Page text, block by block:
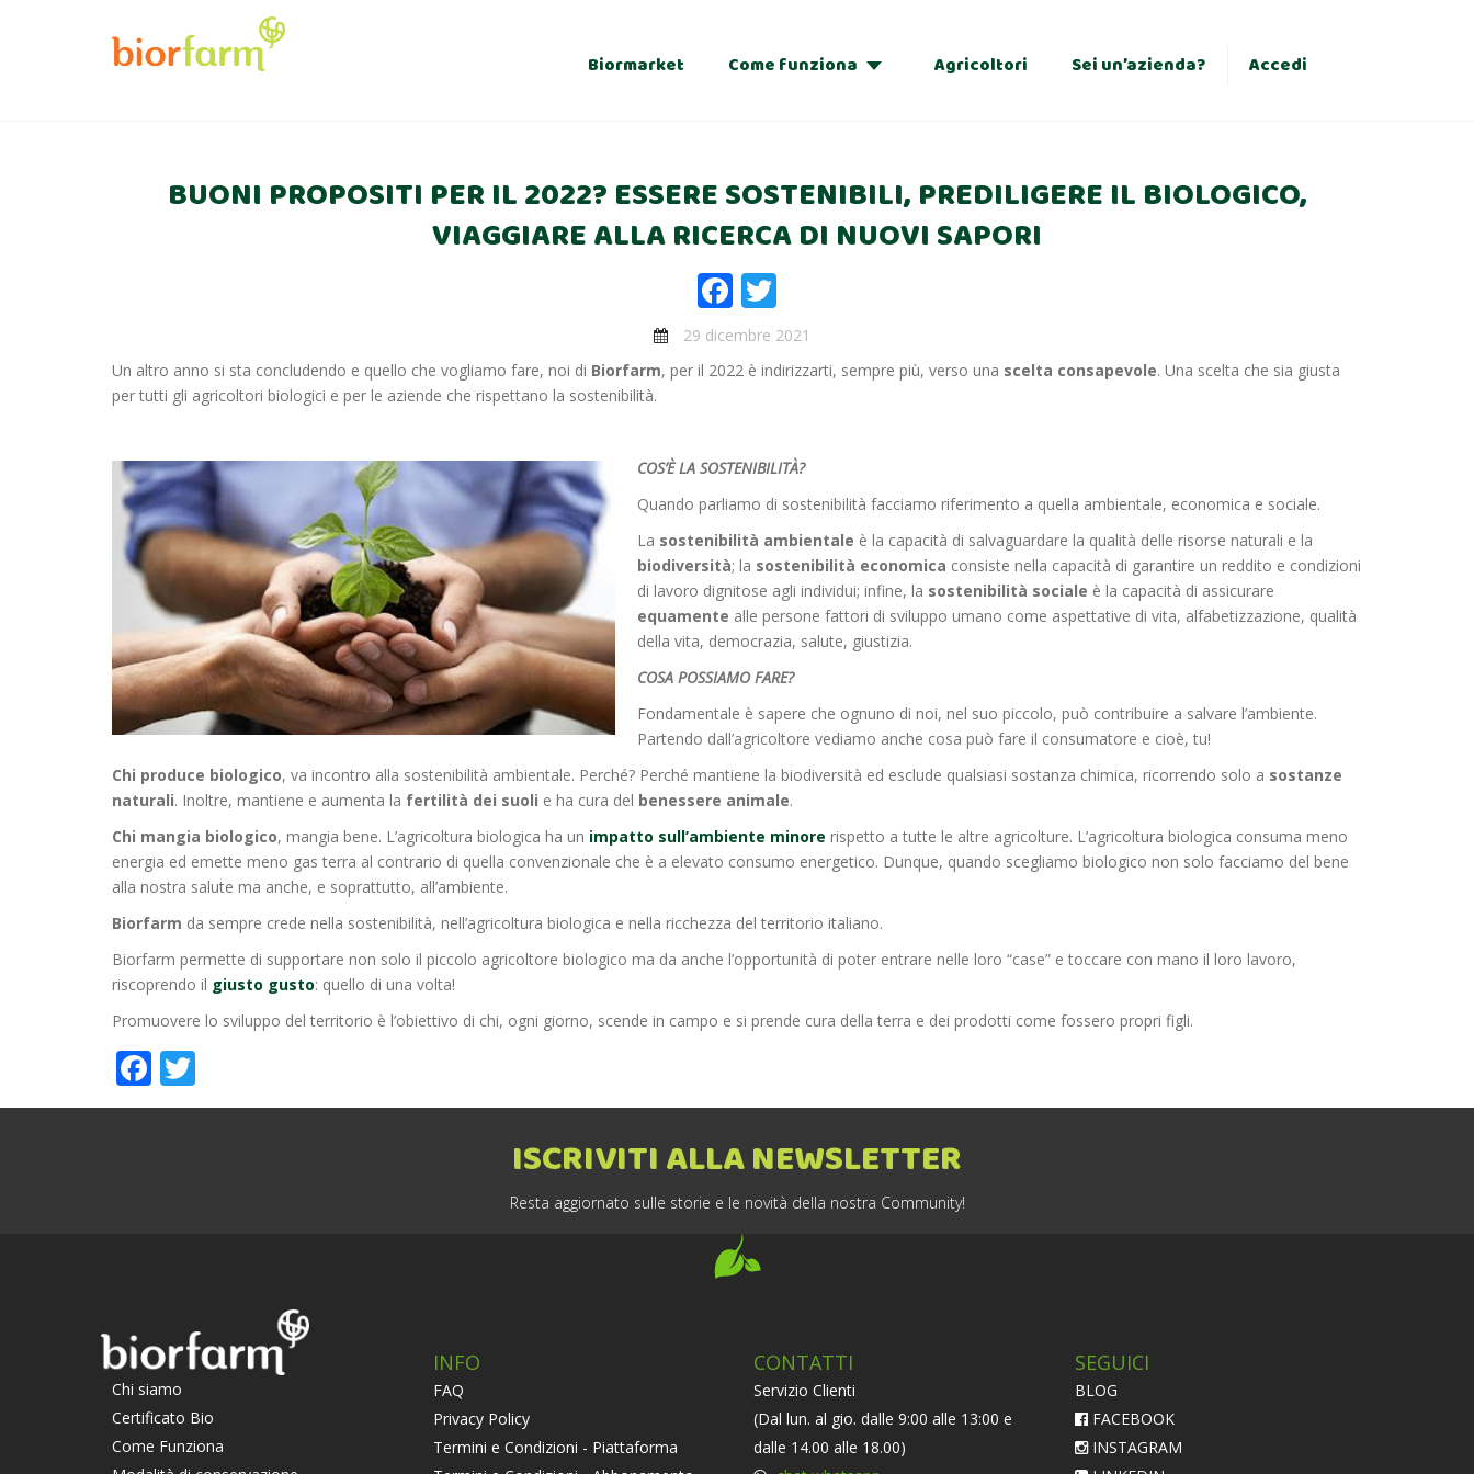
Biormarket Come funziona
Regalo
Agricoltori Sei un’azienda? Accedi
BUONI PROPOSITI PER IL 2022? ESSERE SOSTENIBILI, PREDILIGERE IL BIOLOGICO,
VIAGGIARE ALLA RICERCA DI NUOVI SAPORI
Facebook
29 dicembre 2021
Un altro anno si sta concludendo e quello che vogliamo fare, noi di Biorfarm, per il 2022 è indirizzarti, sempre più, verso una scelta consapevole. Una scelta che sia giusta
per tutti gli agricoltori biologici e per le aziende che rispettano la sostenibilità.
COS’È LA SOSTENIBILITÀ?
Quando parliamo di sostenibilità facciamo riferimento a quella ambientale, economica e sociale.
La sostenibilità ambientale è la capacità di salvaguardare la qualità delle risorse naturali e la
biodiversità; la sostenibilità economica consiste nella capacità di garantire un reddito e condizioni
di lavoro dignitose agli individui; infine, la sostenibilità sociale è la capacità di assicurare
equamente alle persone fattori di sviluppo umano come aspettative di vita, alfabetizzazione, qualità
della vita, democrazia, salute, giustizia.
COSA POSSIAMO FARE?
Fondamentale è sapere che ognuno di noi, nel suo piccolo, può contribuire a salvare l’ambiente.
Partendo dall’agricoltore vediamo anche cosa può fare il consumatore e cioè, tu!
Chi produce biologico, va incontro alla sostenibilità ambientale. Perché? Perché mantiene la biodiversità ed esclude qualsiasi sostanza chimica, ricorrendo solo a sostanze
naturali. Inoltre, mantiene e aumenta la fertilità dei suoli e ha cura del benessere animale.
Chi mangia biologico, mangia bene. L’agricoltura biologica ha un impatto sull’ambiente minore rispetto a tutte le altre agricolture. L’agricoltura biologica consuma meno
energia ed emette meno gas terra al contrario di quella convenzionale che è a elevato consumo energetico. Dunque, quando scegliamo biologico non solo facciamo del bene
alla nostra salute ma anche, e soprattutto, all’ambiente.
Biorfarm da sempre crede nella sostenibilità, nell’agricoltura biologica e nella ricchezza del territorio italiano.
Biorfarm permette di supportare non solo il piccolo agricoltore biologico ma da anche l’opportunità di poter entrare nelle loro “case” e toccare con mano il loro lavoro,
riscoprendo il giusto gusto: quello di una volta!
Promuovere lo sviluppo del territorio è l’obiettivo di chi, ogni giorno, scende in campo e si prende cura della terra e dei prodotti come fossero propri figli.
Facebook
ISCRIVITI ALLA NEWSLETTER
Resta aggiornato sulle storie e le novità della nostra Community!
Chi siamo
Certificato Bio
Come Funziona
INFO
FAQ
Privacy Policy
Termini e Condizioni - Piattaforma
CONTATTI
Servizio Clienti
(Dal lun. al gio. dalle 9:00 alle 13:00 e
dalle 14.00 alle 18.00)
SEGUICI
BLOG
FACEBOOK
INSTAGRAM